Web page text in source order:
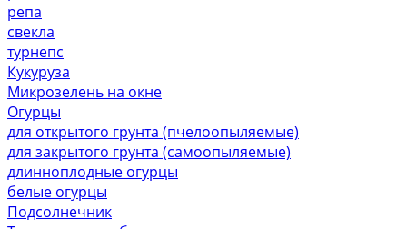
репа
свекла
турнепс
Кукуруза
Микрозелень на окне
Огурцы
для открытого грунта (пчелоопыляемые)
для закрытого грунта (самоопыляемые)
длинноплодные огурцы
белые огурцы
Подсолнечник